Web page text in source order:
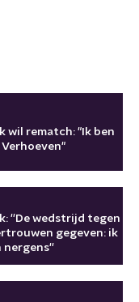
wil rematch: "Ik ben
''De wedstrijd tegen
gegeven: ik
nergens''